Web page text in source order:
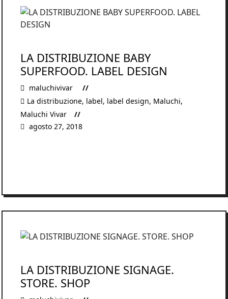
LA DISTRIBUZIONE BABY
SUPERFOOD. LABEL DESIGN
maluchivivar
La distribuzione, label, label design, Maluchi,
Maluchi Vivar
agosto 27, 2018
LA DISTRIBUZIONE SIGNAGE.
STORE. SHOP